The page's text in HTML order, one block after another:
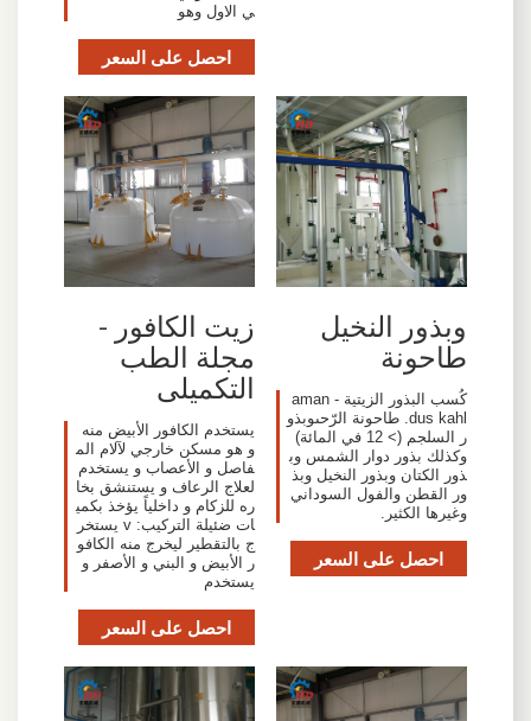
ي الاول وهو
احصل على السعر
وبذور النخيل
طاحونة
كُسب البذور الزيتية - aman
dus kahl. طاحونة الرّحىوبذو
ر السلجم (> 12 في المائة)
وكذلك بذور دوار الشمس وب
ذور الكتان وبذور النخيل وبذ
ور القطن والفول السوداني
وغيرها الكثير.
احصل على السعر
زيت الكافور -
مجلة الطب
التكميلى
يستخدم الكافور الأبيض منه
و هو مسكن خارجي لآلام الم
فاصل و الأعصاب و يستخدم
لعلاج الرعاف و يستنشق بخا
ره للزكام و داخلياً يؤخذ بكمي
ات ضئيلة التركيب: v يستخر
ج بالتقطير ليخرج منه الكافو
ر الأبيض و البني و الأصفر و
يستخدم
احصل على السعر